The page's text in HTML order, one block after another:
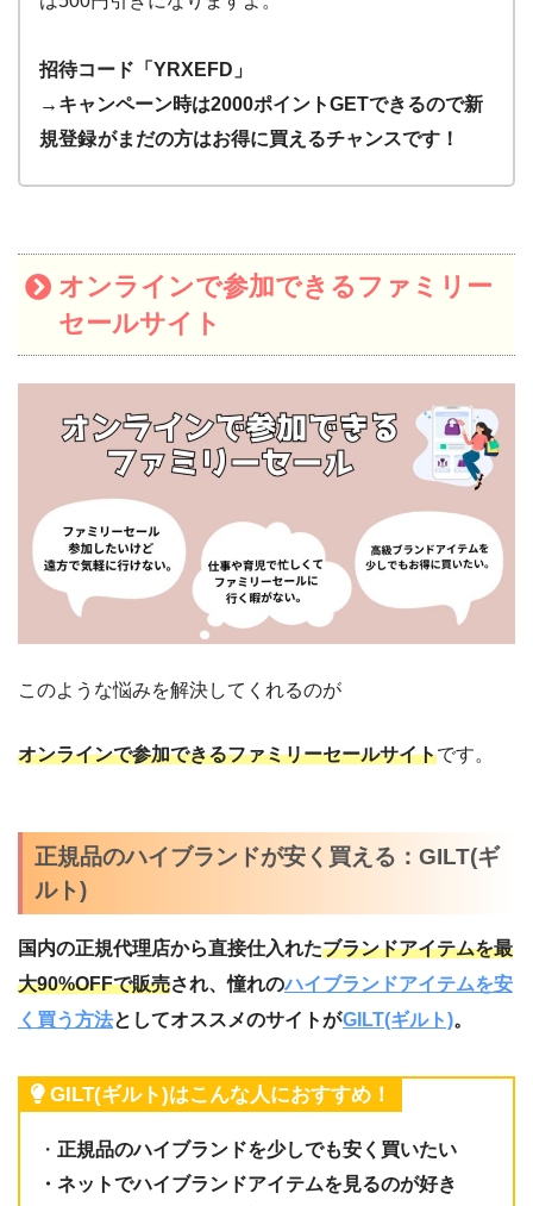
招待コード「YRXEFD」
→キャンペーン時は2000ポイントGETできるので新
規登録がまだの方はお得に買えるチャンスです！
オンラインで参加できるファミリー
セールサイト
このような悩みを解決してくれるのが
オンラインで参加できるファミリーセールサイトです。
正規品のハイブランドが安く買える：GILT(ギ
ルト)
国内の正規代理店から直接仕入れたブランドアイテムを最
大90%OFFで販売され、憧れのハイブランドアイテムを安
く買う方法としてオススメのサイトがGILT(ギルト)。
GILT(ギルト)はこんな人におすすめ！
・ 正規品のハイブランドを少しでも安く買いたい
・ネットでハイブランドアイテムを見るのが好き